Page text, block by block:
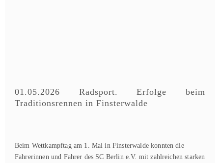
01.05.2026 Radsport. Erfolge beim
Traditionsrennen in Finsterwalde
Beim Wettkampftag am 1. Mai in Finsterwalde konnten die
Fahrerinnen und Fahrer des SC Berlin e.V. mit zahlreichen starken